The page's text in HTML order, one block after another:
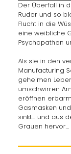
Der Überfall in
Ruder und so
Flucht in die
eine weibliche
Psychopathen
Als sie in den
Manufacturing
geheimen
umschwirren
eröffnen
Gasmasken
sinkt… und aus
Grauen hervor…